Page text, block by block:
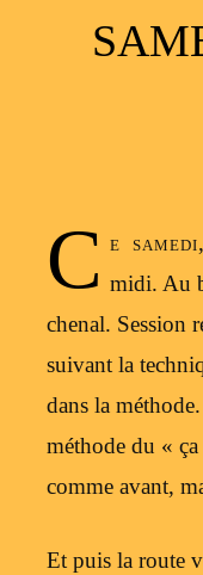
C e
midi. Au
chenal. Session
suivant la
dans la
méthode du «
comme avant,
Et puis la route